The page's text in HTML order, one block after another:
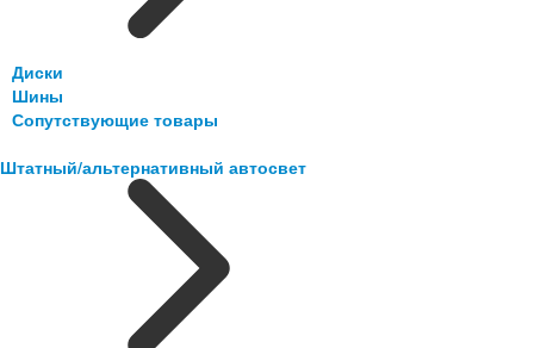
Диски
Шины
Сопутствующие товары
Штатный/альтернативный автосвет